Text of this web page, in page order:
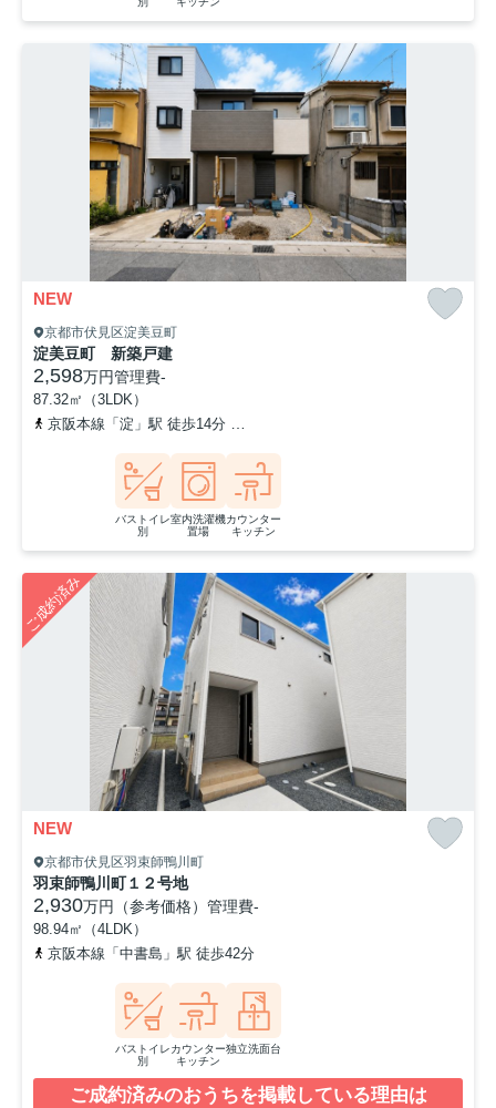
NEW
京都市伏見区淀美豆町
淀美豆町 新築戸建
2,598万円管理費-
87.32㎡（3LDK）
京阪本線「淀」駅 徒歩14分
バストイレ
別
室内洗濯機
置場
カウンター
キッチン
ご成約済み
NEW
京都市伏見区羽束師鴨川町
羽束師鴨川町１２号地
2,930万円（参考価格） 管理費-
98.94㎡（4LDK）
京阪本線「中書島」駅 徒歩42分
バストイレ
別
カウンター
キッチン
独立洗面台
ご成約済みのおうちを掲載している理由は